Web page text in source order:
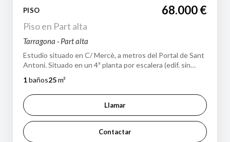
PISO 68.000 €
Piso en Part alta
Tarragona · Part alta
Estudio situado en C/ Mercè, a metros del Portal de Sant
Antoni. Situado en un 4ª planta por escalera (edif. sin
1baños25m²
Llamar
Contactar